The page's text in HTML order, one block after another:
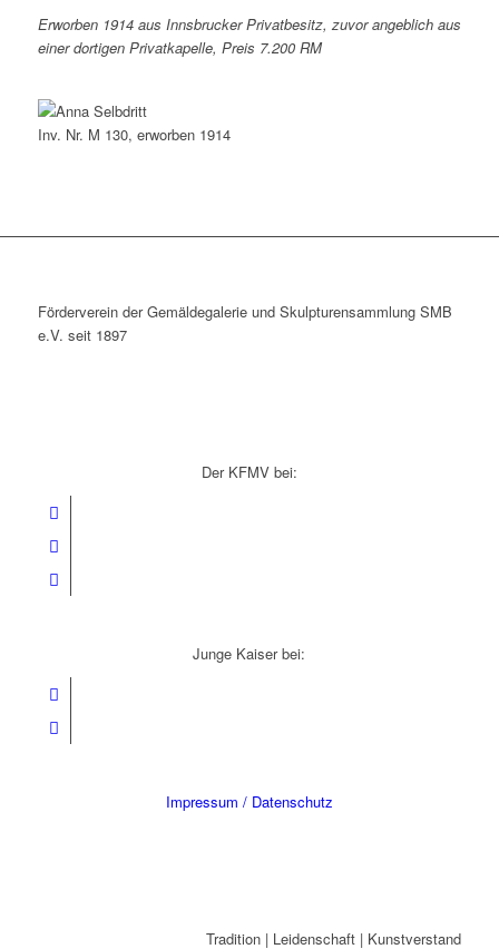
Erworben 1914 aus Innsbrucker Privatbesitz, zuvor angeblich aus
einer dortigen Privatkapelle, Preis 7.200 RM
Inv. Nr. M 130, erworben 1914
Förderverein der Gemäldegalerie und Skulpturensammlung SMB
e.V. seit 1897
Der KFMV bei:
Junge Kaiser bei:
Impressum / Datenschutz
Tradition | Leidenschaft | Kunstverstand